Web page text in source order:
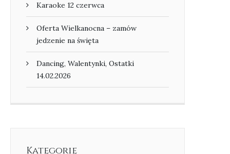
Karaoke 12 czerwca
Oferta Wielkanocna – zamów
jedzenie na święta
Dancing, Walentynki, Ostatki
14.02.2026
Kategorie